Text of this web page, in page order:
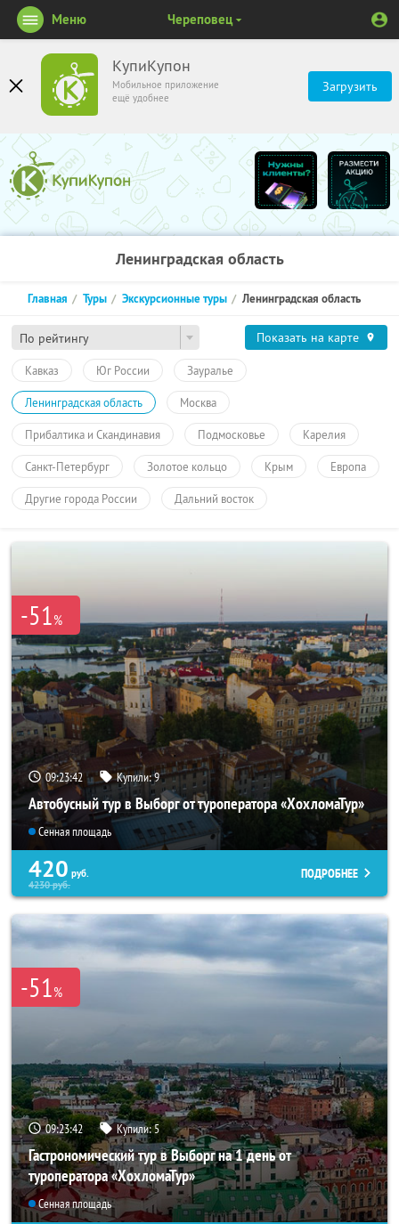
КупиКупон
Мобильное приложение
ещё удобнее
Загрузить
Меню Череповец
Ленинградская область
По рейтингу
Главная Туры Экскурсионные туры Ленинградская область
Показать на карте
Кавказ Юг России Зауралье
Ленинградская область Москва
Прибалтика и Скандинавия Подмосковье Карелия
Санкт-Петербург Золотое кольцо Крым Европа
Другие города России Дальний восток
-51%
09:23:41 Купили:9
Автобусный тур в Выборг от туроператора «ХохломаТур»
Сенная площадь
420 руб.
4230руб.
ПОДРОБНЕЕ
-51%
09:23:41 Купили:5
Гастрономический тур в Выборг на 1 день от
туроператора «ХохломаТур»
Сенная площадь